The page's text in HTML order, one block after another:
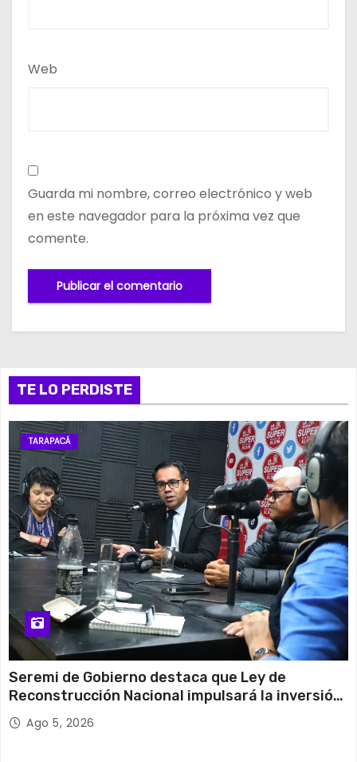
Web
Guarda mi nombre, correo electrónico y web
en este navegador para la próxima vez que
comente.
TE LO PERDISTE
TARAPACÁ
Seremi de Gobierno destaca que Ley de
Reconstrucción Nacional impulsará la inversión
y el empleo en Tarapacá
Ago 5, 2026